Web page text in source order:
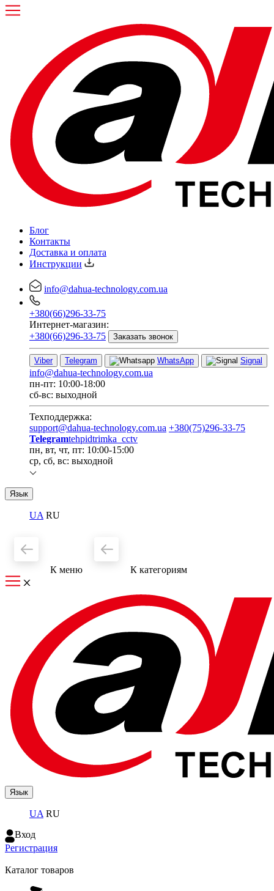
Блог
Контакты
Доставка и оплата
Инструкции
info@dahua-technology.com.ua
+380(66)296-33-75
Интернет-магазин:
+380(66)296-33-75
Заказать звонок
Viber Telegram WhatsApp Signal
info@dahua-technology.com.ua
пн-пт: 10:00-18:00
сб-вс: выходной
Техподдержка:
support@dahua-technology.com.ua +380(75)296-33-75
Telegramtehpidtrimka_cctv
пн, вт, чт, пт: 10:00-15:00
ср, сб, вс: выходной
Язык
UA RU
К меню К категориям
Язык
UA RU
Вход
Регистрация
Каталог товаров